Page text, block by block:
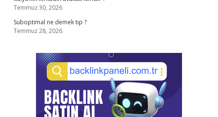
Temmuz 30, 2026
Suboptimal ne demek tıp ?
Temmuz 28, 2026